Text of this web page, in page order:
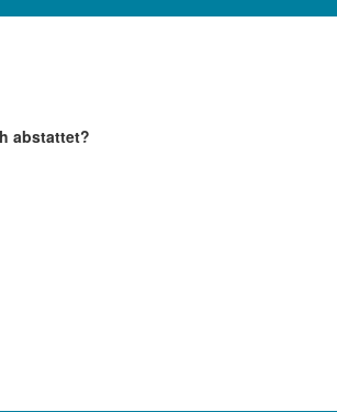
abstattet?